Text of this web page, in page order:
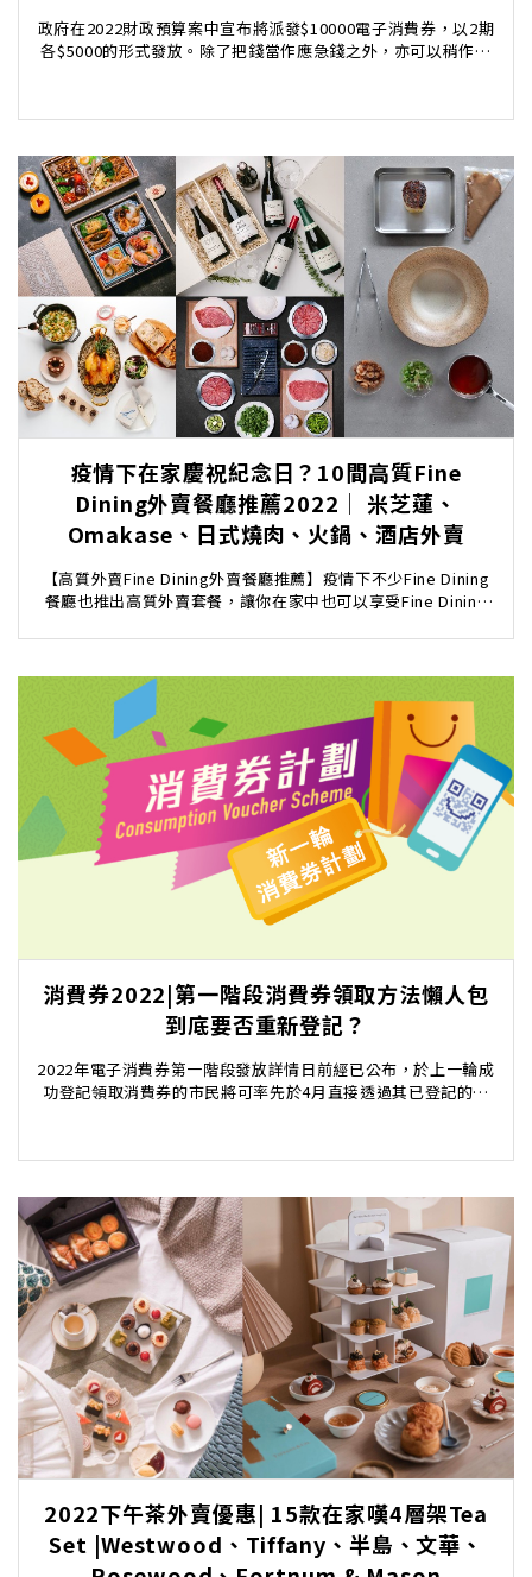
政府在2022財政預算案中宣布將派發$10000電子消費券，以2期
各$5000的形式發放。除了把錢當作應急錢之外，亦可以稍作購
疫情下在家慶祝紀念日？10間高質Fine
Dining外賣餐廳推薦2022│ 米芝蓮、
Omakase、日式燒肉、火鍋、酒店外賣
【高質外賣Fine Dining外賣餐廳推薦】疫情下不少Fine Dining
餐廳也推出高質外賣套餐，讓你在家中也可以享受Fine Dining
消費券2022|第一階段消費券領取方法懶人包
到底要否重新登記？
2022年電子消費券第一階段發放詳情日前經已公布，於上一輪成
功登記領取消費券的市民將可率先於4月直接透過其已登記的儲
2022下午茶外賣優惠| 15款在家嘆4層架Tea
Set |Westwood、Tiffany、半島、文華、